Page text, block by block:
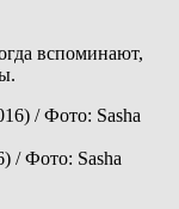
вспоминают,
/ Фото: Sasha